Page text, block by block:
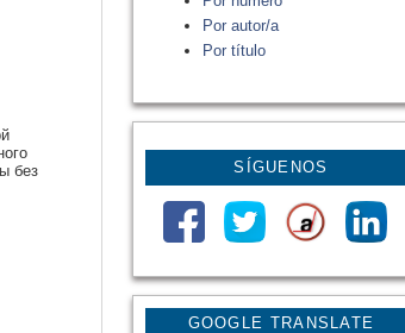
GOOGLE TRANSLATE
Por autor/a
Por título
SÍGUENOS
без